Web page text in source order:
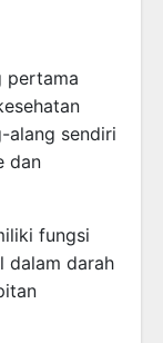
pertama
alang sendiri
dan
fungsi
dalam darah